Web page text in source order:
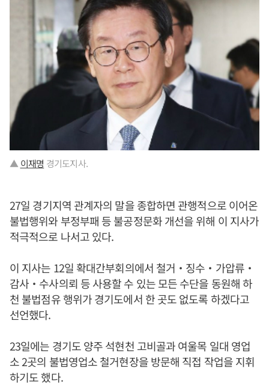
▲이재명 경기도지사.
27일 경기지역 관계자의 말을 종합하면 관행적으로 이어온
불법행위와 부정부패 등 불공정문화 개선을 위해 이 지사가
적극적으로 나서고 있다.
이 지사는 12일 확대간부회의에서 철거‧징수‧가압류‧
감사‧수사의뢰 등 사용할 수 있는 모든 수단을 동원해 하
천 불법점유 행위가 경기도에서 한 곳도 없도록 하겠다고
선언했다.
23일에는 경기도 양주 석현천 고비골과 여울목 일대 영업
소 2곳의 불법영업소 철거현장을 방문해 직접 작업을 지휘
하기도 했다.